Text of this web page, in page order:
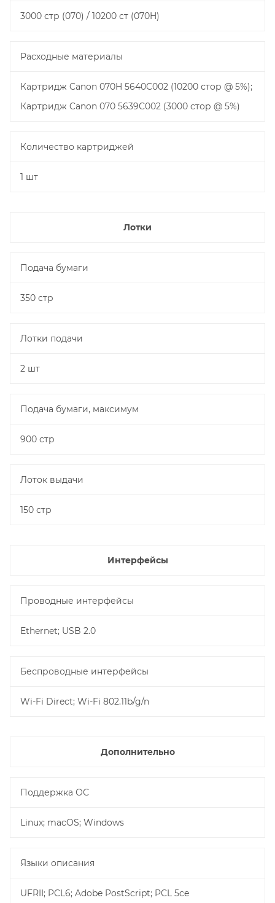
3000 стр (070) / 10200 ст (070H)
Расходные материалы
Картридж Canon 070H 5640C002 (10200 стор @ 5%);
Картридж Canon 070 5639C002 (3000 стор @ 5%)
Количество картриджей
1 шт
Лотки
Подача бумаги
350 стр
Лотки подачи
2 шт
Подача бумаги, максимум
900 стр
Лоток выдачи
150 стр
Интерфейсы
Проводные интерфейсы
Ethernet; USB 2.0
Беспроводные интерфейсы
Wi-Fi Direct; Wi-Fi 802.11b/g/n
Дополнительно
Поддержка ОС
Linux; macOS; Windows
Языки описания
UFRII; PCL6; Adobe PostScript; PCL 5ce